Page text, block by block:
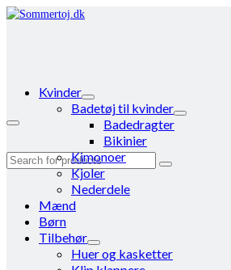
Search
Kvinder
Badetøj til kvinder
Badedragter
Bikinier
Kimonoer
Kjoler
Nederdele
Mænd
Børn
Tilbehør
Huer og kasketter